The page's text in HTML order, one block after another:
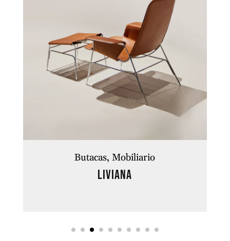
Butacas Mobiliario
LIVIANA